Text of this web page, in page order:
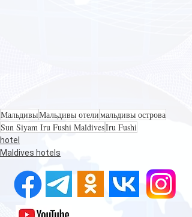
МальдивыМальдивы отелимальдивы острова
Sun Siyam Iru Fushi MaldivesIru Fushi
hotel
Maldives hotels